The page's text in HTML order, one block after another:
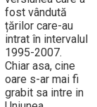
fost vândută
țărilor care-au
intrat în intervalul
1995-2007.
Chiar asa, cine
oare s-ar mai fi
grabit sa intre in